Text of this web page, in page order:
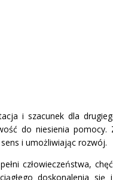
i szacunek dla
do niesienia pomocy.
i umożliwiając rozwój.
człowieczeństwa,
doskonalenia się